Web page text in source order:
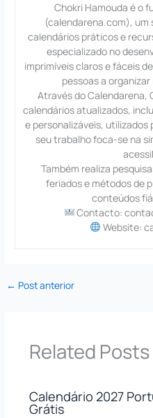
Chokri Hamouda é o
(calendarena.com), um
calendários práticos e
especializado no
imprimíveis claros e fáceis
pessoas a
Através do Calendarena,
calendários atualizados,
e personalizáveis, utilizados
seu trabalho foca-se na
Também realiza
feriados e métodos de
conteúdos
Contacto:
Website:
← Post anterior
Related Posts
Calendário 2027
Grátis